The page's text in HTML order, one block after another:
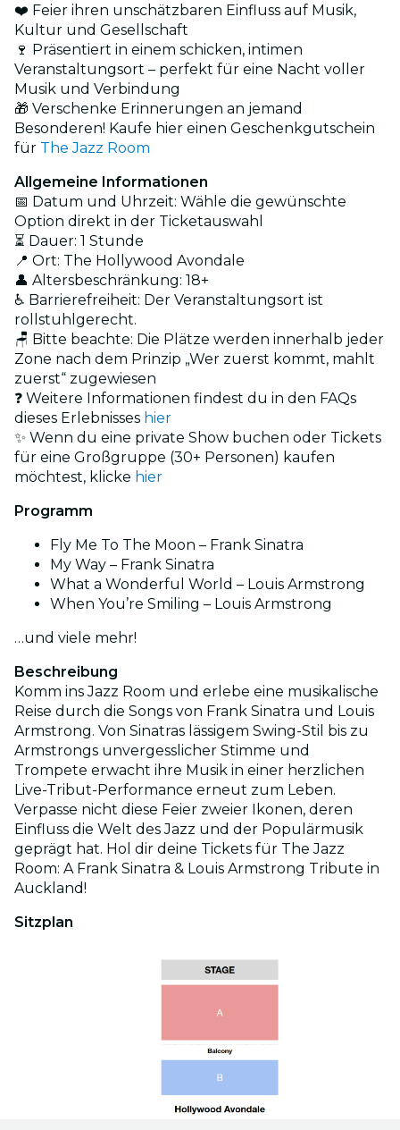
❤️ Feier ihren unschätzbaren Einfluss auf Musik,
Kultur und Gesellschaft
🍷 Präsentiert in einem schicken, intimen
Veranstaltungsort – perfekt für eine Nacht voller
Musik und Verbindung
🎁 Verschenke Erinnerungen an jemand
Besonderen! Kaufe hier einen Geschenkgutschein
für The Jazz Room
Allgemeine Informationen
📅 Datum und Uhrzeit: Wähle die gewünschte
Option direkt in der Ticketauswahl
⏳ Dauer: 1 Stunde
📍 Ort: The Hollywood Avondale
👤 Altersbeschränkung: 18+
♿ Barrierefreiheit: Der Veranstaltungsort ist
rollstuhlgerecht.
🪑 Bitte beachte: Die Plätze werden innerhalb jeder
Zone nach dem Prinzip „Wer zuerst kommt, mahlt
zuerst“ zugewiesen
❓ Weitere Informationen findest du in den FAQs
dieses Erlebnisses hier
✨ Wenn du eine private Show buchen oder Tickets
für eine Großgruppe (30+ Personen) kaufen
möchtest, klicke hier
Programm
Fly Me To The Moon – Frank Sinatra
My Way – Frank Sinatra
What a Wonderful World – Louis Armstrong
When You’re Smiling – Louis Armstrong
…und viele mehr!
Beschreibung
Komm ins Jazz Room und erlebe eine musikalische
Reise durch die Songs von Frank Sinatra und Louis
Armstrong. Von Sinatras lässigem Swing-Stil bis zu
Armstrongs unvergesslicher Stimme und
Trompete erwacht ihre Musik in einer herzlichen
Live-Tribut-Performance erneut zum Leben.
Verpasse nicht diese Feier zweier Ikonen, deren
Einfluss die Welt des Jazz und der Populärmusik
geprägt hat. Hol dir deine Tickets für The Jazz
Room: A Frank Sinatra & Louis Armstrong Tribute in
Auckland!
Sitzplan